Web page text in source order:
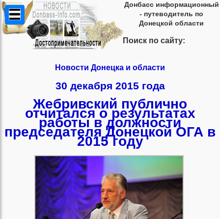
Донбасс информационный
- путеводитель по
Донецкой области
Поиск по сайту:
Новости Донецка и области
30 декабря 2015 года
Жебривский публично
отчитался о результатах
работы в должности
председателя Донецкой ОГА в
2015 году